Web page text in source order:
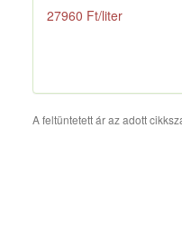
27960 Ft/liter
A feltüntetett ár az adott